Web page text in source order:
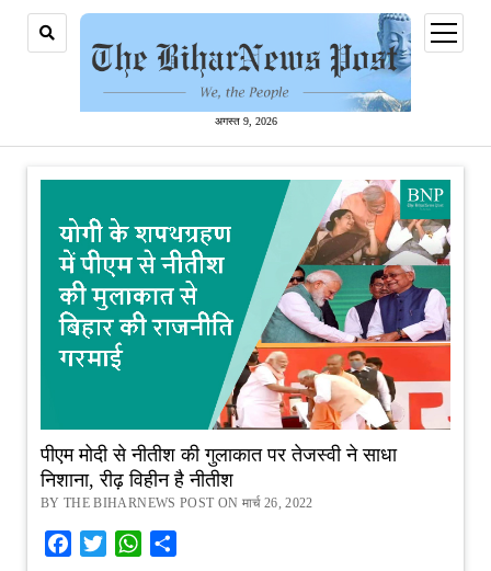
अगस्त 9, 2026
open
menu
पीएम मोदी से नीतीश की गुलाकात पर तेजस्वी ने साधा
निशाना, रीढ़ विहीन है नीतीश
BY THE BIHARNEWS POST ON मार्च 26, 2022
Facebook
TwitterWhatsApp